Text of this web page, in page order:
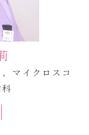
マイクロスコ